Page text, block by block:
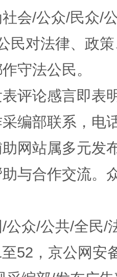
谢
会/公众/民众/
民对法律、政
守法公民。
评论感言即表
编部联系，电
网站属多元发
与合作交流。
公众/公共/全民/
52，京公网安